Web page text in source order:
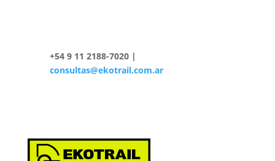
+54 9 11 2188-7020 |
consultas@ekotrail.com.ar